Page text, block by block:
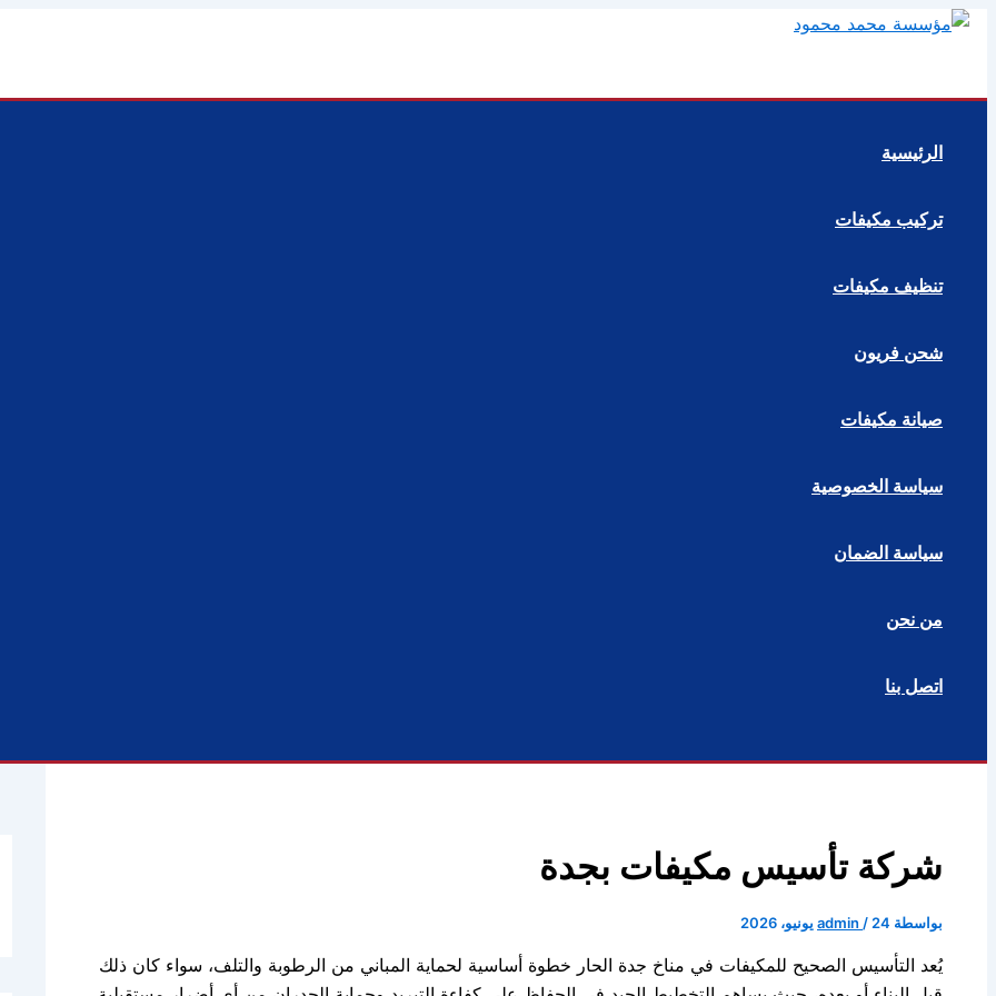
تخطي
الرئيسية
تركيب مكيفات
تنظيف مكيفات
شحن فريون
صيانة مكيفات
سياسة الخصوصية
سياسة الضمان
من نحن
اتصل بنا
شركة تأسيس مكيفات بجدة
بواسطة admin / 24 يونيو، 2026
يُعد التأسيس الصحيح للمكيفات في مناخ جدة الحار خطوة أساسية لحماية المباني من الرطوبة والتلف، سواء كان ذلك